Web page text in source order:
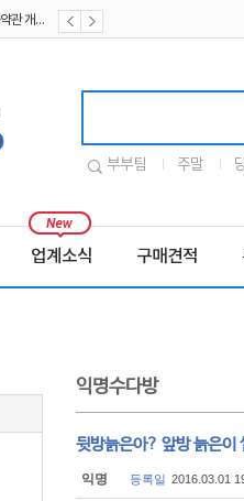
[공지] [호텔업] 유료서비스 이용약관 개정본2 (19.09.02)
부부팀 주말
업계소식 구매견적
익명수다방
뒷방늙은아? 앞방 늙은이
익명 등록일 2016.03.01